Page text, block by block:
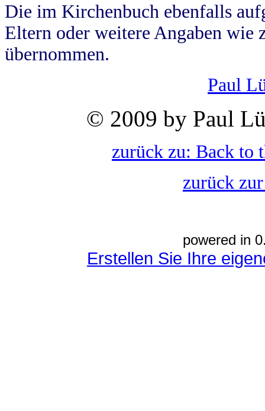
Die im Kirchenbuch ebenfalls
Eltern oder weitere Angaben wie
übernommen.
Paul
© 2009 by Paul
zurück zu: Back to
zurück
powered in
Erstellen Sie Ihre